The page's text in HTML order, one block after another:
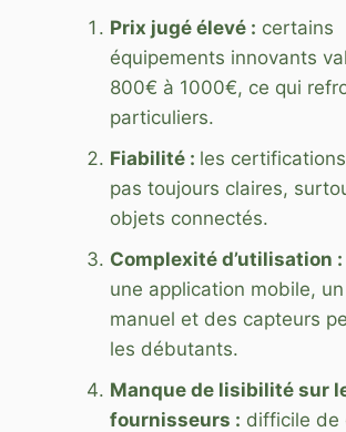
Prix jugé élevé : certains
équipements innovants
800€ à 1000€, ce qui
particuliers.
Fiabilité : les
pas toujours claires,
objets connectés.
Complexité d’utilisation :
une application mobile,
manuel et des capteurs
les débutants.
Manque de lisibilité sur
fournisseurs : difficile de